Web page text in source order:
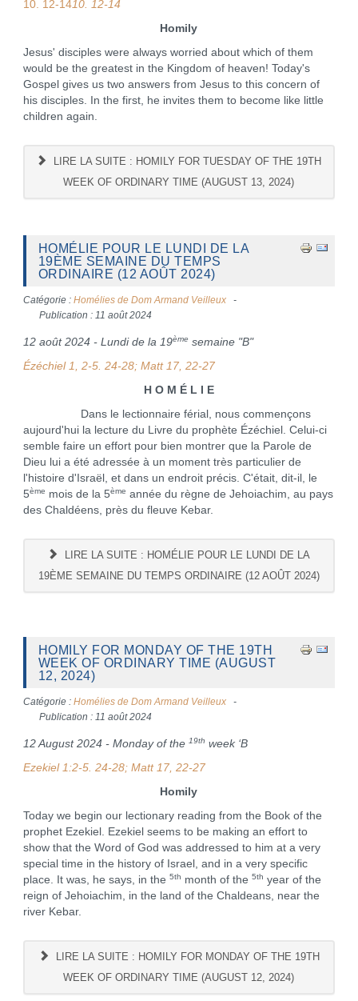
10. 12-1410. 12-14
Homily
Jesus' disciples were always worried about which of them
would be the greatest in the Kingdom of heaven! Today's
Gospel gives us two answers from Jesus to this concern of
his disciples. In the first, he invites them to become like little
children again.
LIRE LA SUITE : HOMILY FOR TUESDAY OF THE 19TH
WEEK OF ORDINARY TIME (AUGUST 13, 2024)
HOMÉLIE POUR LE LUNDI DE LA
19ÈME SEMAINE DU TEMPS
ORDINAIRE (12 AOÛT 2024)
Catégorie : Homélies de Dom Armand Veilleux
Publication : 11 août 2024
12 août 2024 - Lundi de la 19ème semaine "B"
Ézéchiel 1, 2-5. 24-28; Matt 17, 22-27
H O M É L I E
Dans le lectionnaire férial, nous commençons
aujourd'hui la lecture du Livre du prophète Ézéchiel. Celui-ci
semble faire un effort pour bien montrer que la Parole de
Dieu lui a été adressée à un moment très particulier de
l'histoire d'Israël, et dans un endroit précis. C'était, dit-il, le
5ème mois de la 5ème année du règne de Jehoiachim, au pays
des Chaldéens, près du fleuve Kebar.
LIRE LA SUITE : HOMÉLIE POUR LE LUNDI DE LA
19ÈME SEMAINE DU TEMPS ORDINAIRE (12 AOÛT 2024)
HOMILY FOR MONDAY OF THE 19TH
WEEK OF ORDINARY TIME (AUGUST
12, 2024)
Catégorie : Homélies de Dom Armand Veilleux
Publication : 11 août 2024
12 August 2024 - Monday of the 19th week ‘B
Ezekiel 1:2-5. 24-28; Matt 17, 22-27
Homily
Today we begin our lectionary reading from the Book of the
prophet Ezekiel. Ezekiel seems to be making an effort to
show that the Word of God was addressed to him at a very
special time in the history of Israel, and in a very specific
place. It was, he says, in the 5th month of the 5th year of the
reign of Jehoiachim, in the land of the Chaldeans, near the
river Kebar.
LIRE LA SUITE : HOMILY FOR MONDAY OF THE 19TH
WEEK OF ORDINARY TIME (AUGUST 12, 2024)